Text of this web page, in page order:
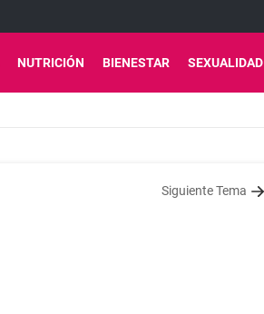
NUTRICIÓN BIENESTAR SEXUALIDAD
Siguiente Tema